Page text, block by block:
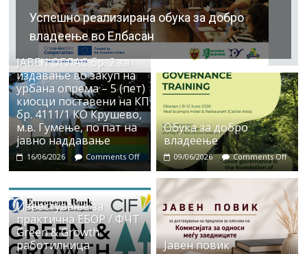
Успешно реализирана обука за добро
владеење во Елбасан
ЈАВЕН ОГЛАС бр. 2 за
издавање во закуп на
урбана опрема – 5 (пет)
киосци поставени на КП
бр. 4111/1 КО Крушево,
м.в. Гумење, по пат на
јавно наддавање
16/06/2026 Comments Off
Обука за добро
владеење
09/06/2026 Comments Off
Известување за
практична ЕБОР / ФЧТ
Green & Growth
работилница
Јавен повик